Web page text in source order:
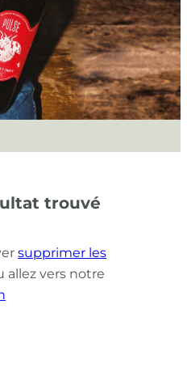
trouvé
supprimer les
allez vers notre